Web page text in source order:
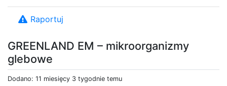
GREENLAND EM – mikroorganizmy
glebowe
Dodano: 11 miesięcy 3 tygodnie temu
Raportuj